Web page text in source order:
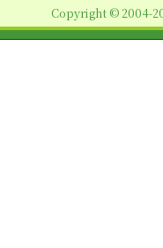
ン
Copyright © 2004-